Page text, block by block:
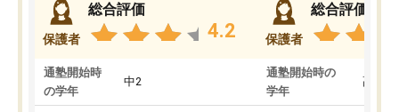
保護者
総合評価
4.2
通塾開始時
の学年
中2
保護者
総合評価
通塾開始時の
学年
高3